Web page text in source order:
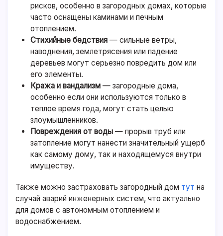
рисков, особенно в загородных домах, которые
часто оснащены каминами и печным
отоплением.
Стихийные бедствия — сильные ветры,
наводнения, землетрясения или падение
деревьев могут серьезно повредить дом или
его элементы.
Кража и вандализм — загородные дома,
особенно если они используются только в
теплое время года, могут стать целью
злоумышленников.
Повреждения от воды — прорыв труб или
затопление могут нанести значительный ущерб
как самому дому, так и находящемуся внутри
имуществу.
Также можно застраховать загородный дом тут на
случай аварий инженерных систем, что актуально
для домов с автономным отоплением и
водоснабжением.